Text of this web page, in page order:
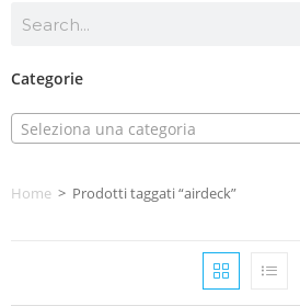
Categorie
Seleziona una categoria
Home > Prodotti taggati “airdeck”